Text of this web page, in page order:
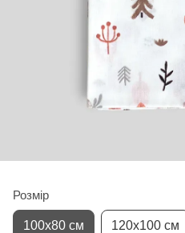
Розмір
100х80 см 120х100 см